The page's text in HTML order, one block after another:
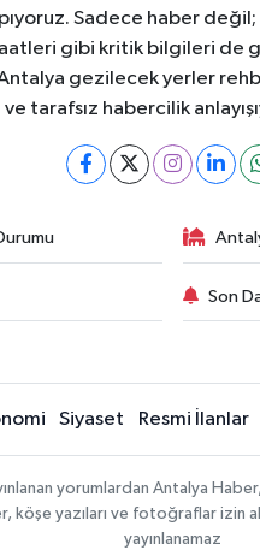
Sadece haber
gibi kritik bilgileri de
gezilecek yerler
tarafsız habercilik
Son
Siyaset Resmi İlanlar
yorumlardan Antalya
köşe yazıları ve fotoğraflar
yayınlanamaz